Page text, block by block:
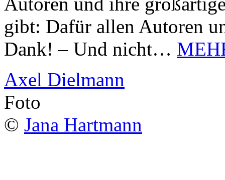
gibt: Dafür allen Autoren
Dank! – Und nicht…
Axel Dielmann
Foto
© Jana Hartmann